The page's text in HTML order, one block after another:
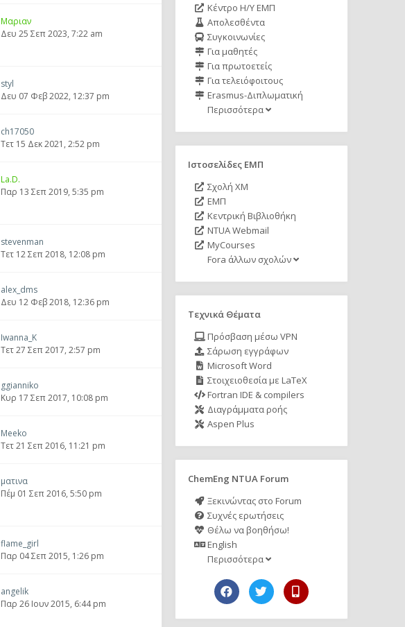
Μαριαν
Δευ 25 Σεπ 2023, 7:22 am
styl
Δευ 07 Φεβ 2022, 12:37 pm
ch17050
Τετ 15 Δεκ 2021, 2:52 pm
La.D.
Παρ 13 Σεπ 2019, 5:35 pm
stevenman
Τετ 12 Σεπ 2018, 12:08 pm
alex_dms
Δευ 12 Φεβ 2018, 12:36 pm
Iwanna_K
Τετ 27 Σεπ 2017, 2:57 pm
ggianniko
Κυρ 17 Σεπ 2017, 10:08 pm
Meeko
Τετ 21 Σεπ 2016, 11:21 pm
ματινα
Πέμ 01 Σεπ 2016, 5:50 pm
flame_girl
Παρ 04 Σεπ 2015, 1:26 pm
angelik
Παρ 26 Ιουν 2015, 6:44 pm
Κέντρο Η/Υ ΕΜΠ
Απολεσθέντα
Συγκοινωνίες
Για μαθητές
Για πρωτοετείς
Για τελειόφοιτους
Erasmus-Διπλωματική
Περισσότερα
Ιστοσελίδες ΕΜΠ
Σχολή ΧΜ
ΕΜΠ
Κεντρική Βιβλιοθήκη
NTUA Webmail
MyCourses
Fora άλλων σχολών
Τεχνικά Θέματα
Πρόσβαση μέσω VPN
Σάρωση εγγράφων
Microsoft Word
Στοιχειοθεσία με LaTeX
Fortran IDE & compilers
Διαγράμματα ροής
Aspen Plus
ChemEng NTUA Forum
Ξεκινώντας στο Forum
Συχνές ερωτήσεις
Θέλω να βοηθήσω!
English
Περισσότερα